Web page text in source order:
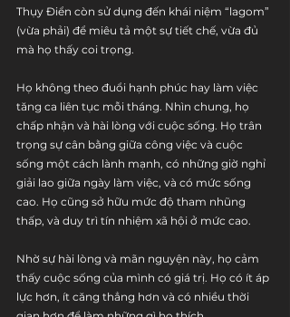
Thụy Điển còn sử dụng đến khái niệm “lagom”
(vừa phải) để miêu tả một sự tiết chế, vừa đủ
mà họ thấy coi trọng.
Họ không theo đuổi hạnh phúc hay làm việc
tăng ca liên tục mỗi tháng. Nhìn chung, họ
chấp nhận và hài lòng với cuộc sống. Họ trân
trọng sự cân bằng giữa công việc và cuộc
sống một cách lành mạnh, có những giờ nghỉ
giải lao giữa ngày làm việc, và có mức sống
cao. Họ cũng sở hữu mức độ tham nhũng
thấp, và duy trì tín nhiệm xã hội ở mức cao.
Nhờ sự hài lòng và mãn nguyện này, họ cảm
thấy cuộc sống của mình có giá trị. Họ có ít áp
lực hơn, ít căng thẳng hơn và có nhiều thời